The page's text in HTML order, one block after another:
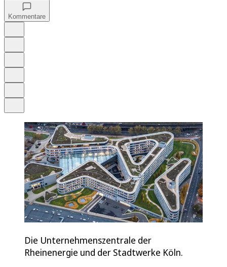
Kommentare
Die Unternehmenszentrale der
Rheinenergie und der Stadtwerke Köln.